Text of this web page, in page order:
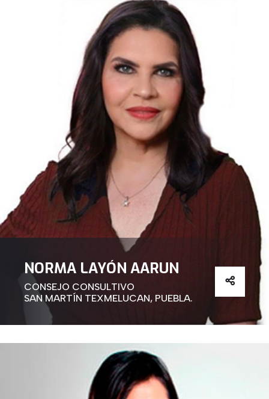
NORMA LAYÓN AARUN
CONSEJO CONSULTIVO
SAN MARTÍN TEXMELUCAN, PUEBLA.